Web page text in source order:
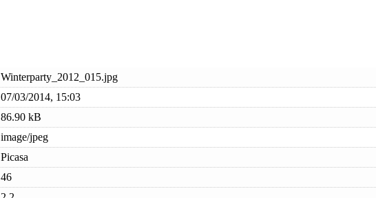
Winterparty_2012_015.jpg
07/03/2014, 15:03
86.90 kB
image/jpeg
Picasa
46